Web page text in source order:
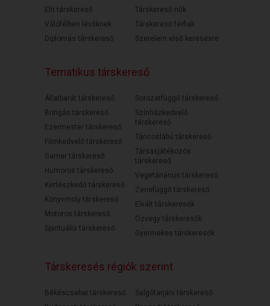
Elit társkereső
Válófélben lévőknek
Diplomás társkereső
Társkereső nők
Társkereső férfiak
Szerelem első keresésre
Tematikus társkereső
Állatbarát társkereső
Bringás társkereső
Ezermester társkereső
Filmkedvelő társkereső
Gamer társkereső
Humoros társkereső
Kertészkedő társkereső
Könyvmoly társkereső
Motoros társkereső
Spirituális társkereső
Sorozatfüggő társkereső
Színházkedvelő
társkereső
Táncoslábú társkereső
Társasjátékozós
társkereső
Vegetáriánus társkereső
Zenefüggő társkereső
Elvált társkeresők
Özvegy társkeresők
Gyermekes társkeresők
Társkeresés régiók szerint
Békéscsabai társkereső
Salgótarjáni társkereső